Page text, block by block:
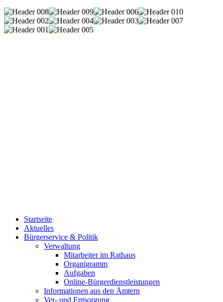
Startseite
Aktuelles
Bürgerservice & Politik
Verwaltung
Mitarbeiter im Rathaus
Organigramm
Aufgaben
Online-Bürgerdienstleistungen
Informationen aus den Ämtern
Ver- und Entsorgung